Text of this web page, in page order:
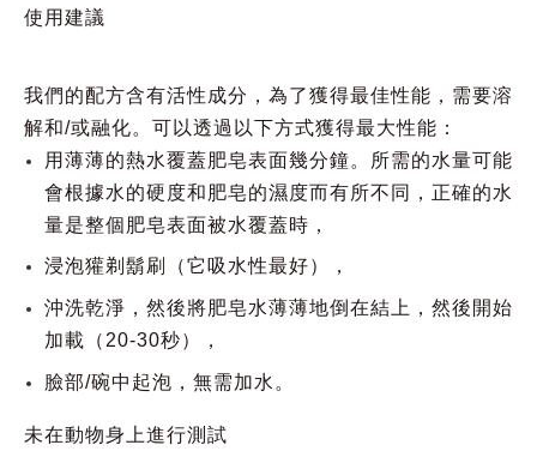
使用建議
我們的配方含有活性成分，為了獲得最佳性能，需要溶
解和/或融化。可以透過以下方式獲得最大性能：
用薄薄的熱水覆蓋肥皂表面幾分鐘。所需的水量可能
會根據水的硬度和肥皂的濕度而有所不同，正確的水
量是整個肥皂表面被水覆蓋時，
浸泡獾剃鬍刷（它吸水性最好），
沖洗乾淨，然後將肥皂水薄薄地倒在結上，然後開始
加載（20-30秒），
臉部/碗中起泡，無需加水。
未在動物身上進行測試